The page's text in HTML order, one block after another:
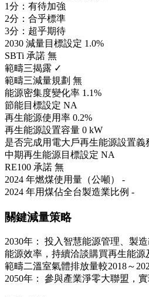
1分：有待加強
2分：合乎標準
3分：超乎期待
2030 減量目標設定 1.0%
SBTi 承諾 無
範疇三揭露 ✓
範疇三減量規劃 無
能源密集度變化率 1.1%
節能目標設定 NA
再生能源使用率 0.2%
再生能源設置容量 0 kW
是否完成用電大戶再生能源設置義
中期再生能源目標設定 NA
RE100 承諾 無
2024 年燃煤使用量（公噸） -
2024 年用煤佔全台製造業比例 -
關鍵減量策略
2030年： 投入智慧能源管理、製
能源效率，持續洽談購買再生能
範疇二溫室氣體排放量較2018～
2050年： 參與產業淨零大聯盟，實